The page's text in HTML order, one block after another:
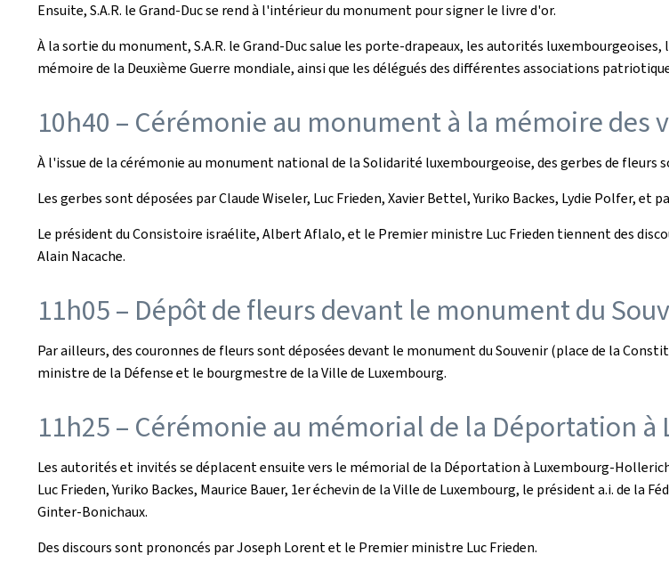
Ensuite, S.A.R. le Grand-Duc se rend à l'intérieur du monument pour signer le livre d'or.
À la sortie du monument, S.A.R. le Grand-Duc salue les porte-drapeaux, les autorités
mémoire de la Deuxième Guerre mondiale, ainsi que les délégués des différentes associations
10h40 – Cérémonie au monument à la mémoire des
À l'issue de la cérémonie au monument national de la Solidarité luxembourgeoise, des gerbes de
Les gerbes sont déposées par Claude Wiseler, Luc Frieden, Xavier Bettel, Yuriko Backes, Lydie Polfer,
Le président du Consistoire israélite, Albert Aflalo, et le Premier ministre Luc Frieden tiennent des
Alain Nacache.
11h05 – Dépôt de fleurs devant le monument du
Par ailleurs, des couronnes de fleurs sont déposées devant le monument du Souvenir (place de la
ministre de la Défense et le bourgmestre de la Ville de Luxembourg.
11h25 – Cérémonie au mémorial de la Déportation
Les autorités et invités se déplacent ensuite vers le mémorial de la Déportation à Luxembourg-
Luc Frieden, Yuriko Backes, Maurice Bauer, 1er échevin de la Ville de Luxembourg, le président a.i. de la
Ginter-Bonichaux.
Des discours sont prononcés par Joseph Lorent et le Premier ministre Luc Frieden.